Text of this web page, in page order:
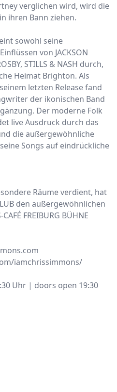
verglichen wird, wird die
ihren Bann ziehen.
sowohl seine
von JACKSON
STILLS & NASH durch,
Heimat Brighton. Als
letzten Release fand
der ikonischen Band
Der moderne Folk
live Ausdruck durch das
die außergewöhnliche
Songs auf eindrückliche
Räume verdient, hat
den außergewöhnlichen
FREIBURG BÜHNE
iamchrissimmons/
Uhr | doors open 19:30